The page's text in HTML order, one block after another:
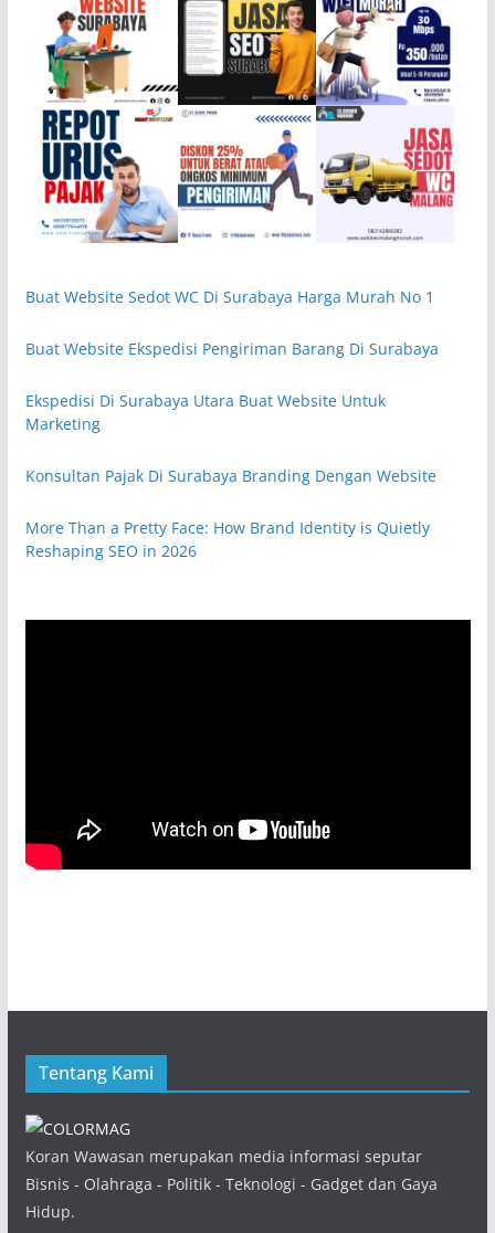
Buat Website Sedot WC Di Surabaya Harga Murah No 1
Buat Website Ekspedisi Pengiriman Barang Di Surabaya
Ekspedisi Di Surabaya Utara Buat Website Untuk
Marketing
Konsultan Pajak Di Surabaya Branding Dengan Website
More Than a Pretty Face: How Brand Identity is Quietly
Reshaping SEO in 2026
Tentang Kami
Koran Wawasan merupakan media informasi seputar
Bisnis - Olahraga - Politik - Teknologi - Gadget dan Gaya
Hidup.